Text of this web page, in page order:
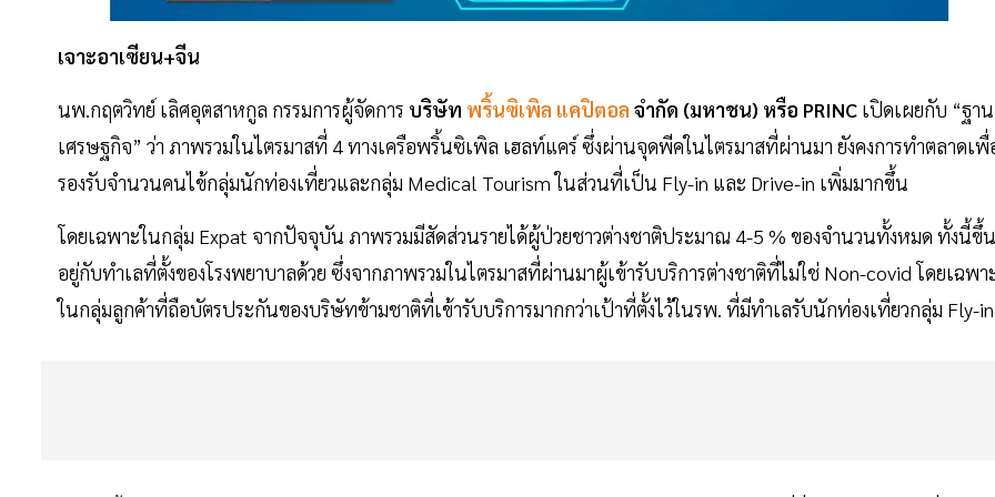
เจาะอาเซียน+จีน
นพ.กฤตวิทย์ เลิศอุตสาหกูล กรรมการผู้จัดการ บริษัท พริ้นซิเพิล แคปิตอล จำกัด (มหาชน) หรือ PRINC เปิดเผยกับ “ฐาน
เศรษฐกิจ” ว่า ภาพรวมในไตรมาสที่ 4 ทางเครือพริ้นซิเพิล เฮลท์แคร์ ซึ่งผ่านจุดพีคในไตรมาสที่ผ่านมา ยังคงการทำตลาดเพื่
รองรับจำนวนคนไข้กลุ่มนักท่องเที่ยวและกลุ่ม Medical Tourism ในส่วนที่เป็น Fly-in และ Drive-in เพิ่มมากขึ้น
โดยเฉพาะในกลุ่ม Expat จากปัจจุบัน ภาพรวมมีสัดส่วนรายได้ผู้ป่วยชาวต่างชาติประมาณ 4-5 % ของจำนวนทั้งหมด ทั้งนี้ขึ้น
อยู่กับทำเลที่ตั้งของโรงพยาบาลด้วย ซึ่งจากภาพรวมในไตรมาสที่ผ่านมาผู้เข้ารับบริการต่างชาติที่ไม่ใช่ Non-covid โดยเฉพา
ในกลุ่มลูกค้าที่ถือบัตรประกันของบริษัทข้ามชาติที่เข้ารับบริการมากกว่าเป้าที่ตั้งไว้ในรพ. ที่มีทำเลรับนักท่องเที่ยวกลุ่ม Fly-in